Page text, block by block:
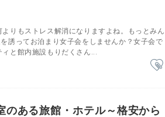
りもストレス解消になりますよね。もっとみん
誘ってお泊まり女子会をしませんか？女子会で
と館内施設もりだくさん...
のある旅館・ホテル～格安から